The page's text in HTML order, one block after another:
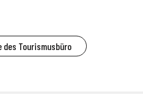
des Tourismusbüro